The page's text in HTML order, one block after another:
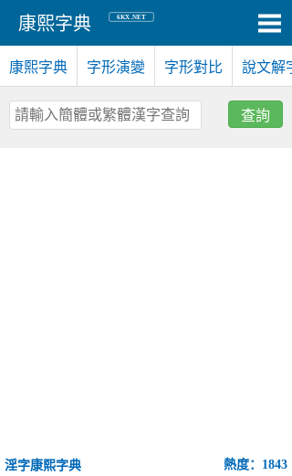
康熙字典 6KX.NET
康熙字典 字形演變 字形對比 說文解字
查詢
淫字康熙字典 熱度：1843